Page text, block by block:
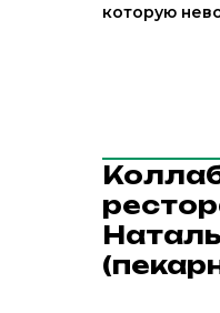
которую